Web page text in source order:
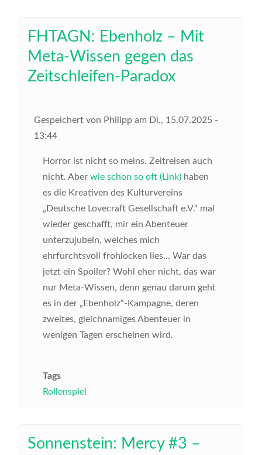
FHTAGN: Ebenholz – Mit
Meta-Wissen gegen das
Zeitschleifen-Paradox
Gespeichert von Philipp am Di., 15.07.2025 -
13:44
Horror ist nicht so meins. Zeitreisen auch
nicht. Aber wie schon so oft (Link) haben
es die Kreativen des Kulturvereins
„Deutsche Lovecraft Gesellschaft e.V.“ mal
wieder geschafft, mir ein Abenteuer
unterzujubeln, welches mich
ehrfurchtsvoll frohlocken lies... War das
jetzt ein Spoiler? Wohl eher nicht, das war
nur Meta-Wissen, denn genau darum geht
es in der „Ebenholz“-Kampagne, deren
zweites, gleichnamiges Abenteuer in
wenigen Tagen erscheinen wird.
Tags
Rollenspiel
Sonnenstein: Mercy #3 –